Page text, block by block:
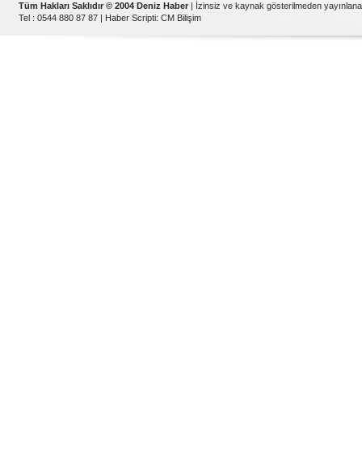
Tüm Hakları Saklıdır © 2004 Deniz Haber | İzinsiz ve kaynak gösterilmeden
Tel : 0544 880 87 87 | Haber Scripti: CM Bilişim